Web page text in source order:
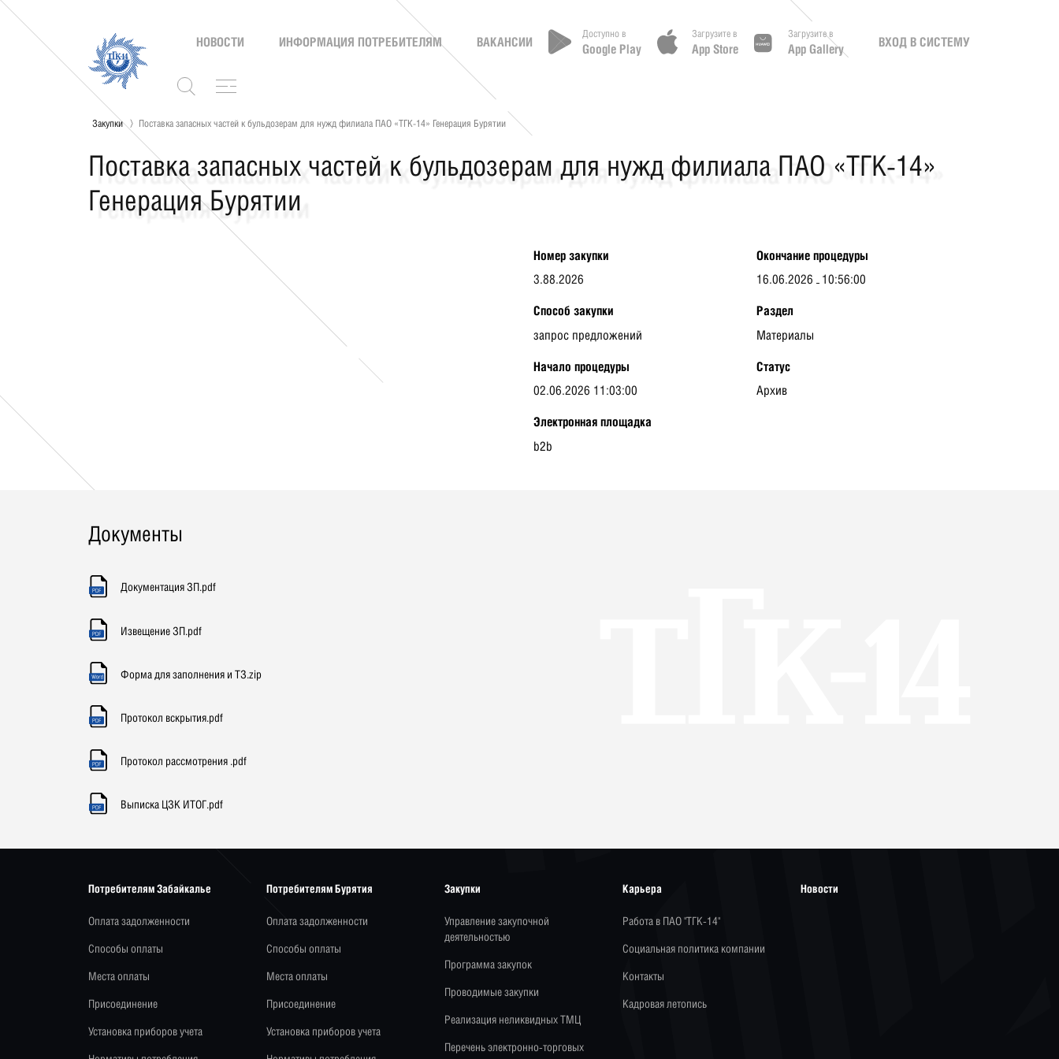
НОВОСТИ ИНФОРМАЦИЯ ПОТРЕБИТЕЛЯМ ВАКАНСИИ
Доступно в
Google Play
Загрузите в
App Store
Загрузите в
App Gallery
ВХОД В СИСТЕМУ
Закупки Поставка запасных частей к бульдозерам для нужд филиала ПАО «ТГК-14» Генерация Бурятии
Поставка запасных частей к бульдозерам для нужд филиала ПАО «ТГК-14»
Генерация Бурятии
Номер закупки
3.88.2026
Окончание процедуры
16.06.2026 10:56:00
Способ закупки
запрос предложений
Раздел
Материалы
Начало процедуры
02.06.2026 11:03:00
Статус
Архив
Электронная площадка
b2b
Документы
Документация ЗП.pdf
Извещение ЗП.pdf
Форма для заполнения и ТЗ.zip
Протокол вскрытия.pdf
Протокол рассмотрения .pdf
Выписка ЦЗК ИТОГ.pdf
Потребителям Забайкалье
Оплата задолженности
Способы оплаты
Места оплаты
Присоединение
Установка приборов учета
Потребителям Бурятия
Оплата задолженности
Способы оплаты
Места оплаты
Присоединение
Установка приборов учета
Закупки
Управление закупочной
деятельностью
Программа закупок
Проводимые закупки
Реализация неликвидных ТМЦ
Перечень электронно-торговых
Карьера
Работа в ПАО "ТГК-14"
Социальная политика компании
Контакты
Кадровая летопись
Новости